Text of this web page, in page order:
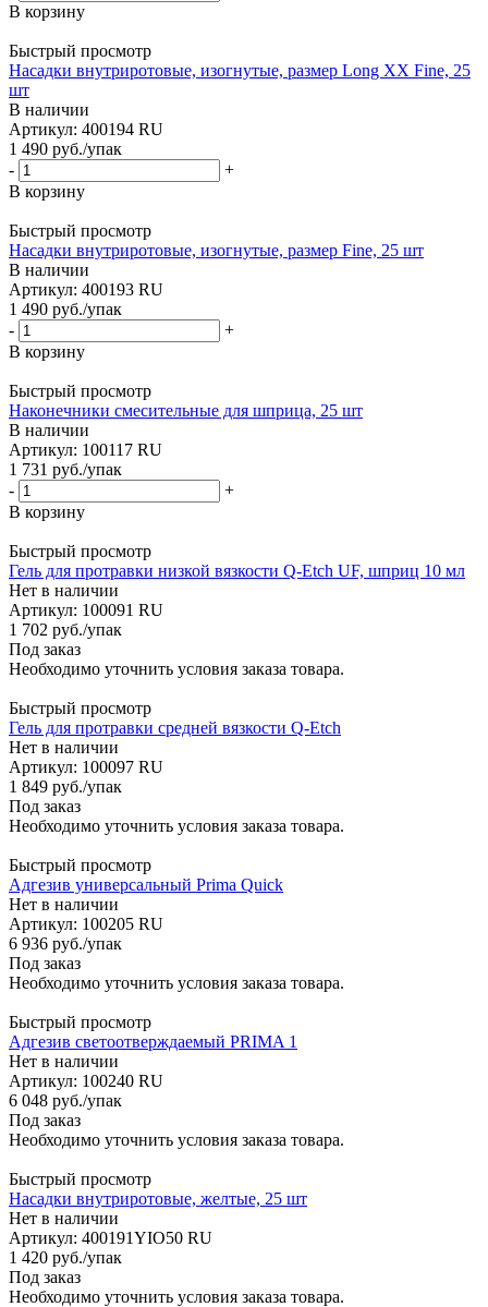
В корзину
Быстрый просмотр
Насадки внутриротовые, изогнутые, размер Long XX Fine, 25
шт
В наличии
Артикул: 400194 RU
1 490 руб./упак
-
+
В корзину
Быстрый просмотр
Насадки внутриротовые, изогнутые, размер Fine, 25 шт
В наличии
Артикул: 400193 RU
1 490 руб./упак
-
+
В корзину
Быстрый просмотр
Наконечники смесительные для шприца, 25 шт
В наличии
Артикул: 100117 RU
1 731 руб./упак
-
+
В корзину
Быстрый просмотр
Гель для протравки низкой вязкости Q-Etch UF, шприц 10 мл
Нет в наличии
Артикул: 100091 RU
1 702 руб./упак
Под заказ
Необходимо уточнить условия заказа товара.
Быстрый просмотр
Гель для протравки средней вязкости Q-Etch
Нет в наличии
Артикул: 100097 RU
1 849 руб./упак
Под заказ
Необходимо уточнить условия заказа товара.
Быстрый просмотр
Адгезив универсальный Prima Quick
Нет в наличии
Артикул: 100205 RU
6 936 руб./упак
Под заказ
Необходимо уточнить условия заказа товара.
Быстрый просмотр
Адгезив светоотверждаемый PRIMA 1
Нет в наличии
Артикул: 100240 RU
6 048 руб./упак
Под заказ
Необходимо уточнить условия заказа товара.
Быстрый просмотр
Насадки внутриротовые, желтые, 25 шт
Нет в наличии
Артикул: 400191YIO50 RU
1 420 руб./упак
Под заказ
Необходимо уточнить условия заказа товара.